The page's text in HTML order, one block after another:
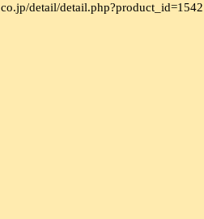
co.jp/detail/